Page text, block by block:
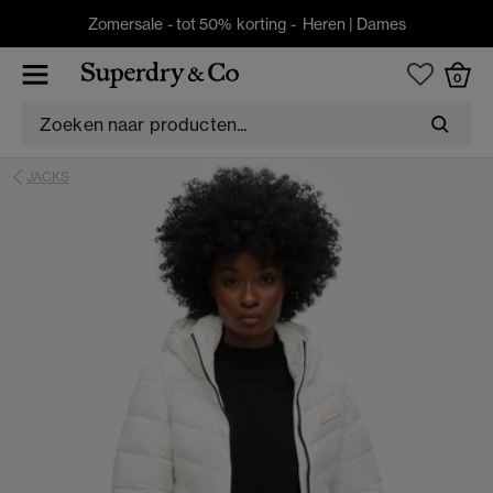
Zomersale - tot 50% korting - Heren | Dames
0
JACKS